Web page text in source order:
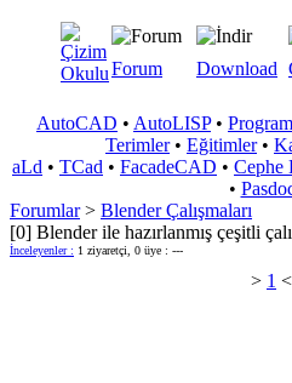
Forum Download
AutoCAD • AutoLISP•
Terimler• Eğitimler•
aLd • TCad • FacadeCAD • Cephe
•
Forumlar> Blender Çalışmaları
[0] Blender ile hazırlanmış çeşitli
İnceleyenler : 1 ziyaretçi, 0 üye : ---
> 1 <